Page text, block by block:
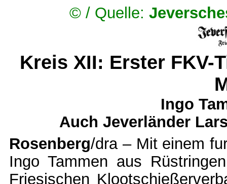
© / Quelle:
Kreis XII: Erster FKV-
Ingo
Auch Jeverländer
Rosenberg/dra – Mit einem
Ingo Tammen aus
Friesischen